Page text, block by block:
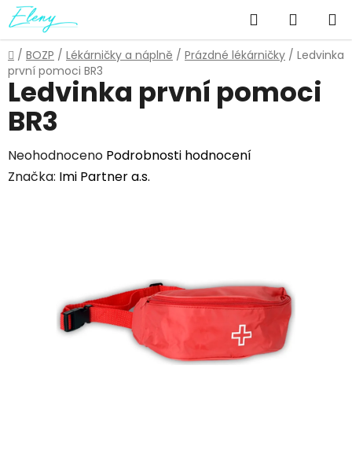
Přejít
na
obsah
Hledat
KOŠÍK
Domů
/ BOZP / Lékárničky a náplně / Prázdné lékárničky / Ledvinka
první pomoci BR3
Ledvinka první pomoci
BR3
Průměrné
hodnocení
hvězdiček.
Neohodnoceno Podrobnosti hodnocení
Značka: Imi Partner a.s.